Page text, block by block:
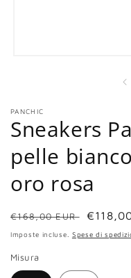
finestra
modale
PANCHIC
Sneakers
pelle
oro rosa
Prezzo
di
€168,00 EUR
Prezzo
Imposte incluse. Spese di
Misura